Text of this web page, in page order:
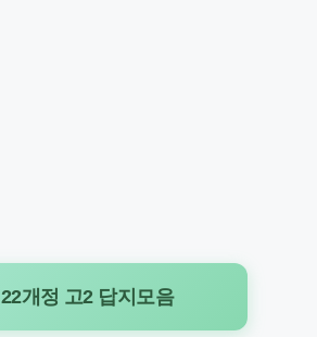
22개정 고2 답지모음